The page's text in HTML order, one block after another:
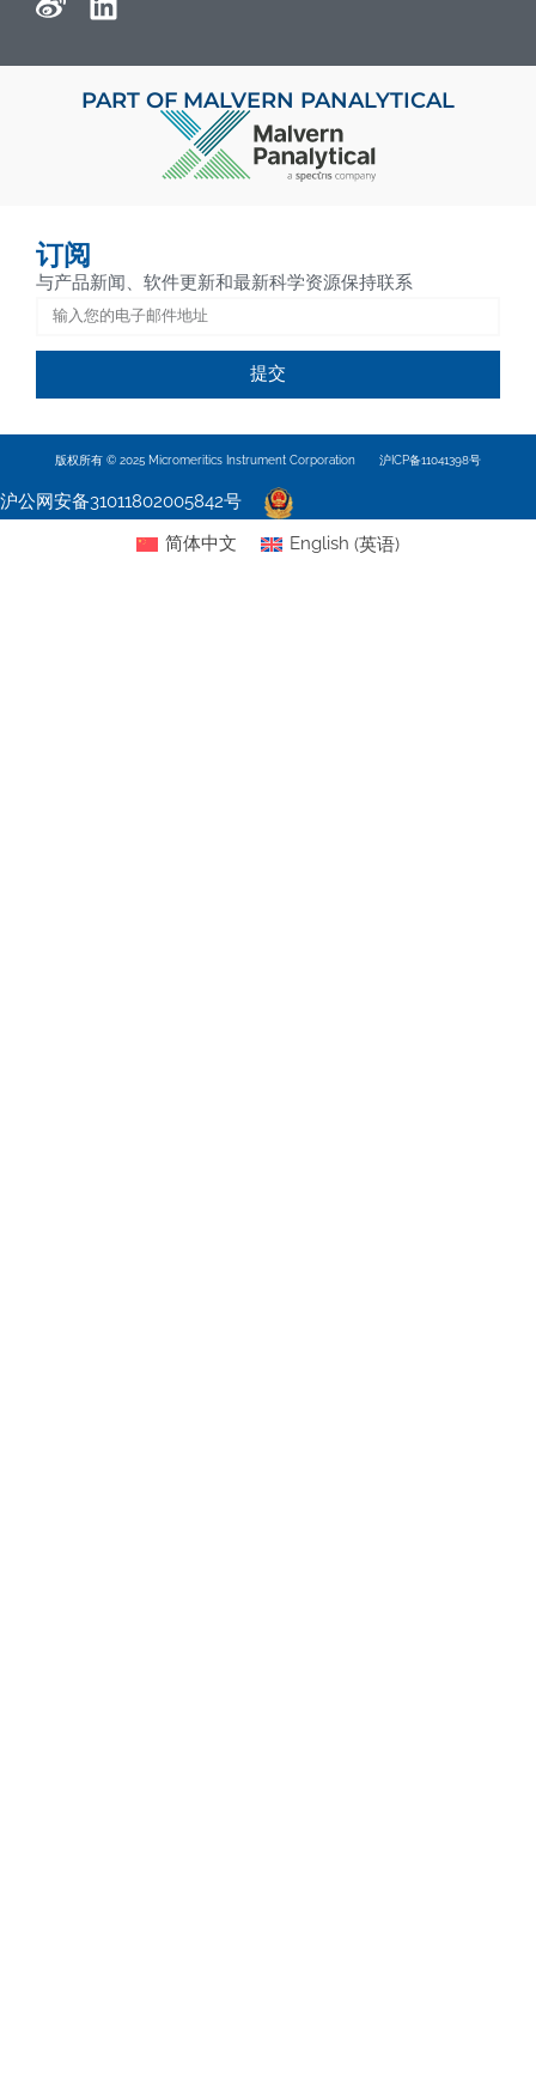
PART OF MALVERN PANALYTICAL
订阅
与产品新闻、软件更新和最新科学资源保持联系
提交
版权所有 © 2025 Micromeritics Instrument Corporation 沪ICP备11041398号
沪公网安备31011802005842号
简体中文
English (英语)